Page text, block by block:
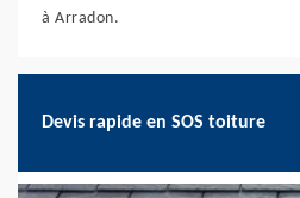
à Arradon.
Devis rapide en SOS toiture